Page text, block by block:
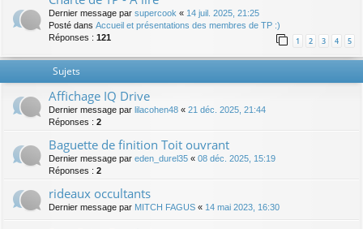
Dernier message par supercook « 14 juil. 2025, 21:25
Posté dans Accueil et présentations des membres de TP :)
Réponses : 121 1 2 3 4 5
Sujets
Affichage IQ Drive
Dernier message par lilacohen48 « 21 déc. 2025, 21:44
Réponses : 2
Baguette de finition Toit ouvrant
Dernier message par eden_durel35 « 08 déc. 2025, 15:19
Réponses : 2
rideaux occultants
Dernier message par MITCH FAGUS « 14 mai 2023, 16:30